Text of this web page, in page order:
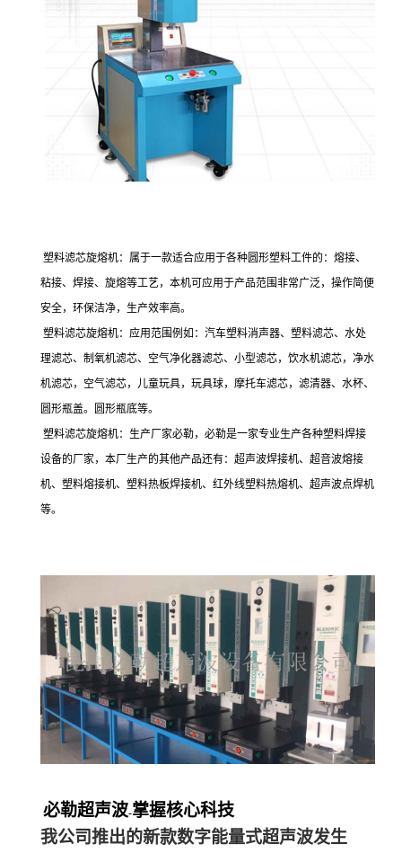
塑料滤芯旋熔机：属于一款适合应用于各种圆形塑料工件的：熔接、
粘接、焊接、旋熔等工艺，本机可应用于产品范围非常广泛，操作简便
安全，环保洁净，生产效率高。
塑料滤芯旋熔机：应用范围例如：汽车塑料消声器、塑料滤芯、水处
理滤芯、制氧机滤芯、空气净化器滤芯、小型滤芯，饮水机滤芯，净水
机滤芯，空气滤芯，儿童玩具，玩具球，摩托车滤芯，滤清器、水杯、
圆形瓶盖。圆形瓶底等。
塑料滤芯旋熔机：生产厂家必勒，必勒是一家专业生产各种塑料焊接
设备的厂家，本厂生产的其他产品还有：超声波焊接机、超音波熔接
机、塑料熔接机、塑料热板焊接机、红外线塑料热熔机、超声波点焊机
等。
必勒超声波-掌握核心科技
我公司推出的新款数字能量式超声波发生